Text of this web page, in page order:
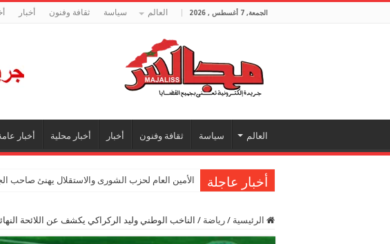
الجمعة, 7 أغسطس , 2026 العالم سياسة ثقافة وفنون أخبار
العالم سياسة ثقافة وفنون أخبار أخبار محلية أخبار
أخبار عاجلة الأمين العام لحزب الشورى والاستقلال يهنئ صاحب
الرئيسية / رياضة / الناخب الوطني وليد الركراكي يكشف عن اللائحة